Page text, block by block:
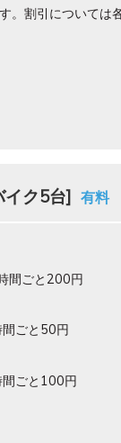
割引については
イク5台] 有料
間ごと200円
ごと50円
ごと100円